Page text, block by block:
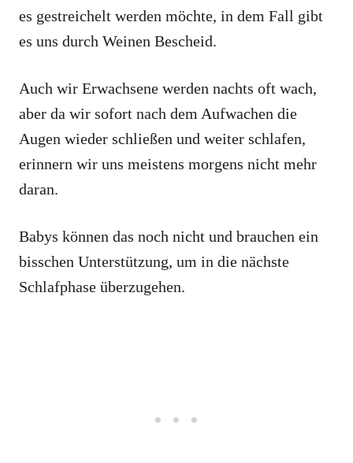
es gestreichelt werden möchte, in dem Fall gibt
es uns durch Weinen Bescheid.
Auch wir Erwachsene werden nachts oft wach,
aber da wir sofort nach dem Aufwachen die
Augen wieder schließen und weiter schlafen,
erinnern wir uns meistens morgens nicht mehr
daran.
Babys können das noch nicht und brauchen ein
bisschen Unterstützung, um in die nächste
Schlafphase überzugehen.